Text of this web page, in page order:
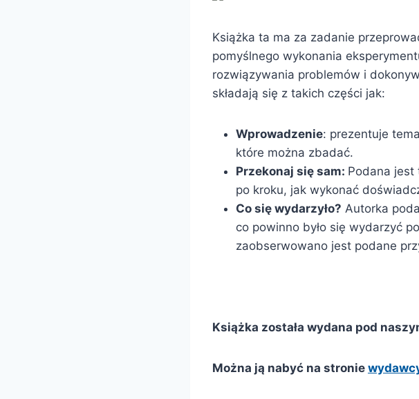
Książka ta ma za zadanie
pomyślnego wykonania
rozwiązywania problemów i
składają się z takich części jak:
Wprowadzenie: prezentuje
które można zbadać.
Przekonaj się sam: Podana jest
po kroku, jak wykonać
Co się wydarzyło? Autorka
co powinno było się wydarzyć
zaobserwowano jest podane
Książka została wydana pod
Można ją nabyć na stronie